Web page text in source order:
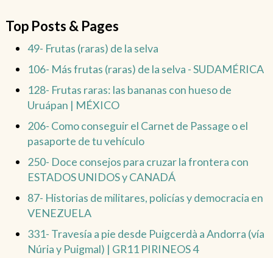
Top Posts & Pages
49- Frutas (raras) de la selva
106- Más frutas (raras) de la selva - SUDAMÉRICA
128- Frutas raras: las bananas con hueso de
Uruápan | MÉXICO
206- Como conseguir el Carnet de Passage o el
pasaporte de tu vehículo
250- Doce consejos para cruzar la frontera con
ESTADOS UNIDOS y CANADÁ
87- Historias de militares, policías y democracia en
VENEZUELA
331- Travesía a pie desde Puigcerdà a Andorra (vía
Núria y Puigmal) | GR11 PIRINEOS 4